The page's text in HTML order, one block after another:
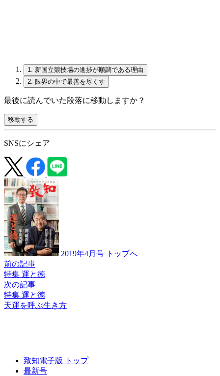
1.
新国立競技場の進捗が順調である理由
2. 限界の中で最善を尽くす
最後に読んでいた段落に移動しますか？
移動する
SNSにシェア
2019年4月号 トップへ
前の記事
特集 運と徳
次の記事
特集 運と徳
天運を呼ぶ生き方
致知電子版 トップ
最新号